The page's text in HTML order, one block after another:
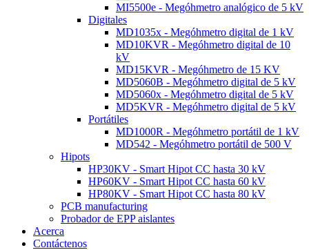
MI5500e - Megóhmetro analógico de 5 kV
Digitales
MD1035x - Megóhmetro digital de 1 kV
MD10KVR - Megóhmetro digital de 10
kV
MD15KVR - Megóhmetro de 15 KV
MD5060B - Megóhmetro digital de 5 kV
MD5060x - Megóhmetro digital de 5 kV
MD5KVR - Megóhmetro digital de 5 kV
Portátiles
MD1000R - Megóhmetro portátil de 1 kV
MD542 - Megóhmetro portátil de 500 V
Hipots
HP30KV - Smart Hipot CC hasta 30 kV
HP60KV - Smart Hipot CC hasta 60 kV
HP80KV - Smart Hipot CC hasta 80 kV
PCB manufacturing
Probador de EPP aislantes
Acerca
Contáctenos